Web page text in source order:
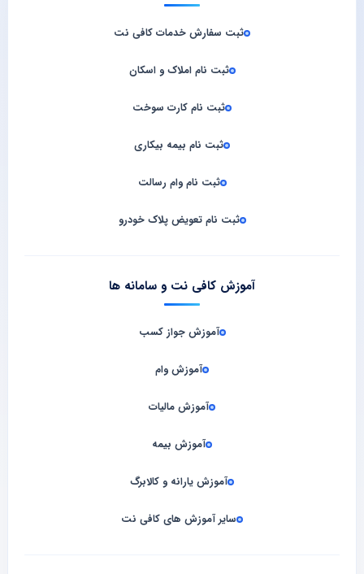
ثبت سفارش خدمات کافی‌ نت
ثبت نام املاک و اسکان
ثبت نام کارت سوخت
ثبت نام بیمه بیکاری
ثبت نام وام رسالت
ثبت نام تعویض پلاک خودرو
آموزش کافی نت و سامانه‌ ها
آموزش جواز کسب
آموزش وام
آموزش مالیات
آموزش بیمه
آموزش یارانه و کالابرگ
سایر آموزش های کافی نت